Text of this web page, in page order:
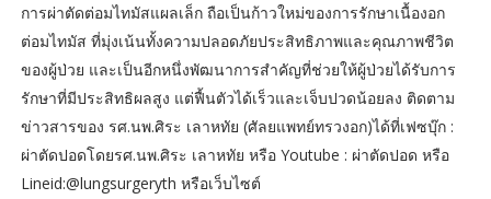
การผ่าตัดต่อมไทมัสแผลเล็ก ถือเป็นก้าวใหม่ของการรักษาเนื้องอก
ต่อมไทมัส ที่มุ่งเน้นทั้งความปลอดภัยประสิทธิภาพและคุณภาพชีวิต
ของผู้ป่วย และเป็นอีกหนึ่งพัฒนาการสำคัญที่ช่วยให้ผู้ป่วยได้รับการ
รักษาที่มีประสิทธิผลสูง แต่ฟื้นตัวได้เร็วและเจ็บปวดน้อยลง ติดตาม
ข่าวสารของ รศ.นพ.ศิระ เลาหทัย (ศัลยแพทย์ทรวงอก)ได้ที่เฟซบุ๊ก :
ผ่าตัดปอดโดยรศ.นพ.ศิระ เลาหทัย หรือ Youtube : ผ่าตัดปอด หรือ
Lineid:@lungsurgeryth หรือเว็บไซต์